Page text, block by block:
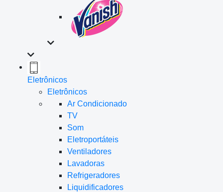
Eletrônicos
Eletrônicos
Ar Condicionado
TV
Som
Eletroportáteis
Ventiladores
Lavadoras
Refrigeradores
Liquidificadores